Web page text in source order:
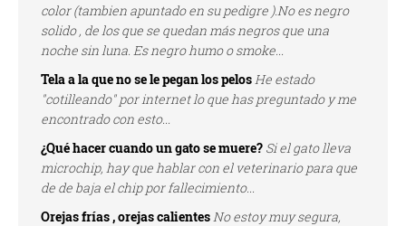
color (tambien apuntado en su pedigre ).No es negro
solido , de los que se quedan más negros que una
noche sin luna. Es negro humo o smoke...
Tela a la que no se le pegan los pelosHe estado
"cotilleando" por internet lo que has preguntado y me
encontrado con esto...
¿Qué hacer cuando un gato se muere? Si el gato lleva
microchip, hay que hablar con el veterinario para que
de de baja el chip por fallecimiento...
Orejas frías , orejas calientesNo estoy muy segura,